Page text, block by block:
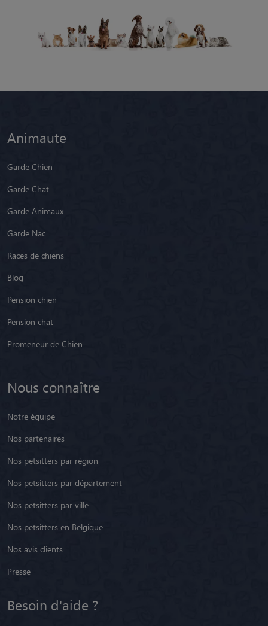
Animaute
Garde Chien
Garde Chat
Garde Animaux
Garde Nac
Races de chiens
Blog
Pension chien
Pension chat
Promeneur de Chien
Nous connaître
Notre équipe
Nos partenaires
Nos petsitters par région
Nos petsitters par département
Nos petsitters par ville
Nos petsitters en Belgique
Nos avis clients
Presse
Besoin d'aide ?